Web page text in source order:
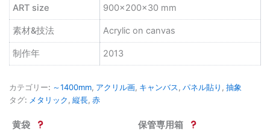
ART size 900×200×30 mm
素材&技法 Acrylic on canvas
制作年 2013
カテゴリー: ～1400mm, アクリル画, キャンバス, パネル貼り , 抽象
タグ: メタリック, 縦長, 赤
黄袋 保管専用箱